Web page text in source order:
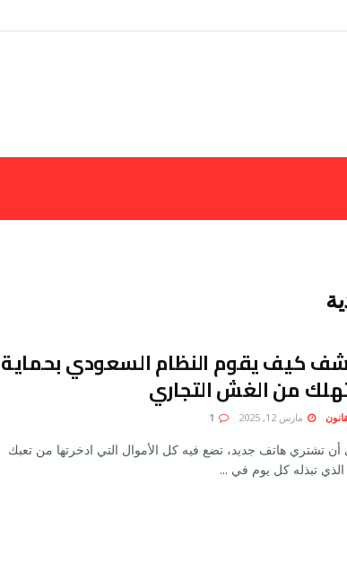
كيف يقوم النظام السعودي بحماية
من الغش التجاري
مارس 12, 2025
تشتري هاتف جديد، تضع فيه كل الأموال التي ادخرتها من تعبك
تبذله كل يوم في ...